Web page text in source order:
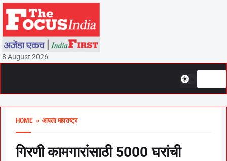
8 August 2026
HOME » आपला महाराष्ट्र
गिरणी कामगारांसाठी 5000 घरांची